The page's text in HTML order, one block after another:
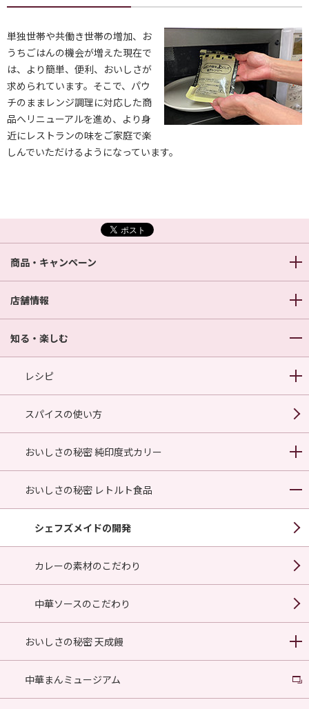
単独世帯や共働き世帯の増加、お
うちごはんの機会が増えた現在で
は、より簡単、便利、おいしさが
求められています。そこで、パウ
チのままレンジ調理に対応した商
品へリニューアルを進め、より身
近にレストランの味をご家庭で楽
しんでいただけるようになっています。
商品・キャンペーン
店舗情報
知る・楽しむ
レシピ
スパイスの使い方
おいしさの秘密 純印度式カリー
おいしさの秘密 レトルト食品
シェフズメイドの開発
カレーの素材のこだわり
中華ソースのこだわり
おいしさの秘密 天成饅
中華まんミュージアム